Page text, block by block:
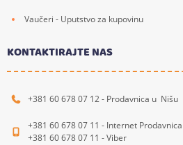
Vaučeri - Uputstvo za kupovinu
KONTAKTIRAJTE NAS
+381 60 678 07 12 - Prodavnica u Nišu
+381 60 678 07 11 - Internet Prodavnica
+381 60 678 07 11 - Viber